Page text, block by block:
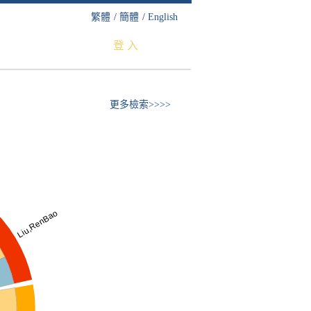
繁體 / 簡體 / English
登 入
更多檢索>>>>